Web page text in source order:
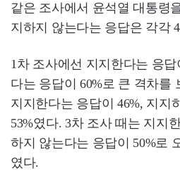
같은 조사에서 윤석열 대통령
지하지 않는다는 응답은 각각
1차 조사에선 지지한다는 응
다는 응답이 60%로 큰 격차를
지지한다는 응답이 46%, 지지
53%였다. 3차 조사 때는 지지
하지 않는다는 응답이 50%로
였다.